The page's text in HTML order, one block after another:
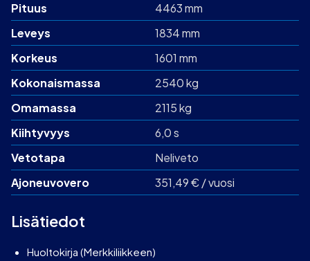
Pituus
4463 mm
Leveys
1834 mm
Korkeus
1601 mm
Kokonaismassa
2540 kg
Omamassa
2115 kg
Kiihtyvyys
6,0 s
Vetotapa
Neliveto
Ajoneuvovero
351,49 € / vuosi
Lisätiedot
Huoltokirja (Merkkiliikkeen)